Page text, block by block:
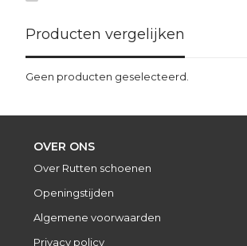
Producten vergelijken
Geen producten geselecteerd.
OVER ONS
Over Rutten schoenen
Openingstijden
Algemene voorwaarden
Privacy policy